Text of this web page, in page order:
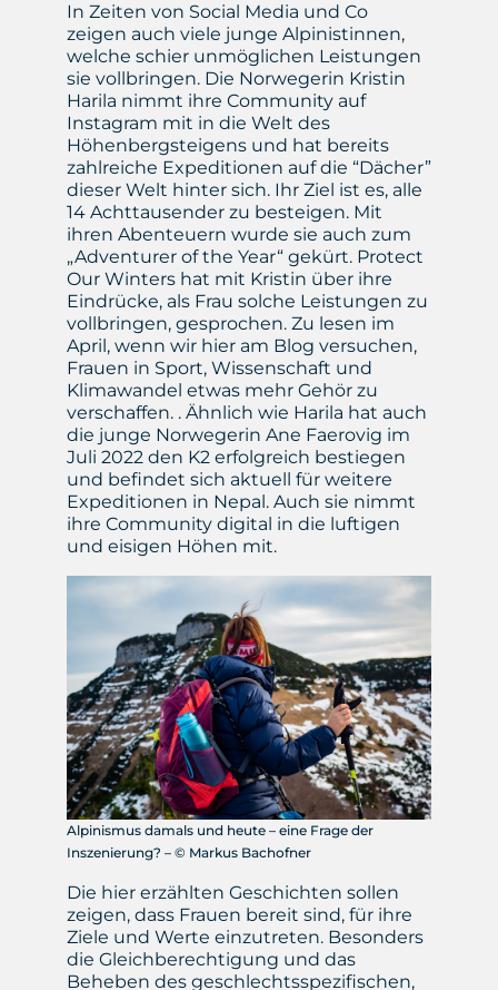
In Zeiten von Social Media und Co
zeigen auch viele junge Alpinistinnen,
welche schier unmöglichen Leistungen
sie vollbringen. Die Norwegerin Kristin
Harila nimmt ihre Community auf
Instagram mit in die Welt des
Höhenbergsteigens und hat bereits
zahlreiche Expeditionen auf die “Dächer”
dieser Welt hinter sich. Ihr Ziel ist es, alle
14 Achttausender zu besteigen. Mit
ihren Abenteuern wurde sie auch zum
„Adventurer of the Year“ gekürt. Protect
Our Winters hat mit Kristin über ihre
Eindrücke, als Frau solche Leistungen zu
vollbringen, gesprochen. Zu lesen im
April, wenn wir hier am Blog versuchen,
Frauen in Sport, Wissenschaft und
Klimawandel etwas mehr Gehör zu
verschaffen. . Ähnlich wie Harila hat auch
die junge Norwegerin Ane Faerovig im
Juli 2022 den K2 erfolgreich bestiegen
und befindet sich aktuell für weitere
Expeditionen in Nepal. Auch sie nimmt
ihre Community digital in die luftigen
und eisigen Höhen mit.
Alpinismus damals und heute – eine Frage der
Inszenierung? – © Markus Bachofner
Die hier erzählten Geschichten sollen
zeigen, dass Frauen bereit sind, für ihre
Ziele und Werte einzutreten. Besonders
die Gleichberechtigung und das
Beheben des geschlechtsspezifischen,